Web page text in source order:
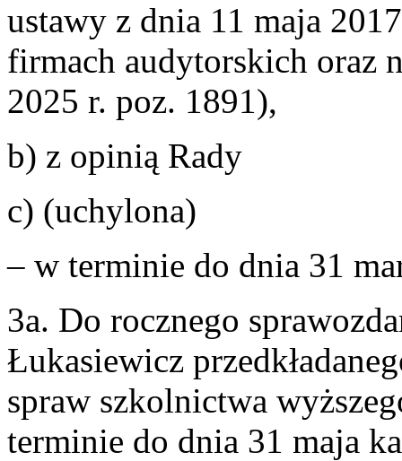
ustawy z dnia 11 maja
firmach audytorskich oraz
2025 r. poz. 1891),
b) z opinią Rady
c) (uchylona)
– w terminie do dnia 31
3a. Do rocznego
Łukasiewicz
spraw szkolnictwa
terminie do dnia 31 maja